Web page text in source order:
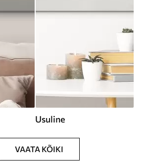
Usuline
VAATA KÕIKI